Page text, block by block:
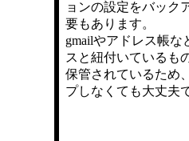
ョンの設定をバック
要もあります。
gmailやアドレス帳な
スと紐付いているも
保管されているため
プしなくても大丈夫